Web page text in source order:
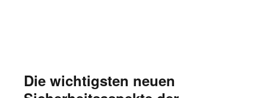
Die wichtigsten neuen